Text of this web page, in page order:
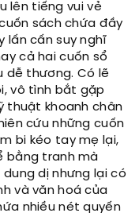
lên tiếng vui vẻ
sách chứa đầy
lấn cấn suy nghĩ
cả hai cuốn sổ
dễ thương. Có lẽ
vô tình bắt gặp
thuật khoanh chân
cứu những cuốn
bi kéo tay mẹ lại,
bằng tranh mà
dị nhưng lại có
và văn hoá của
nhiều nét quyến